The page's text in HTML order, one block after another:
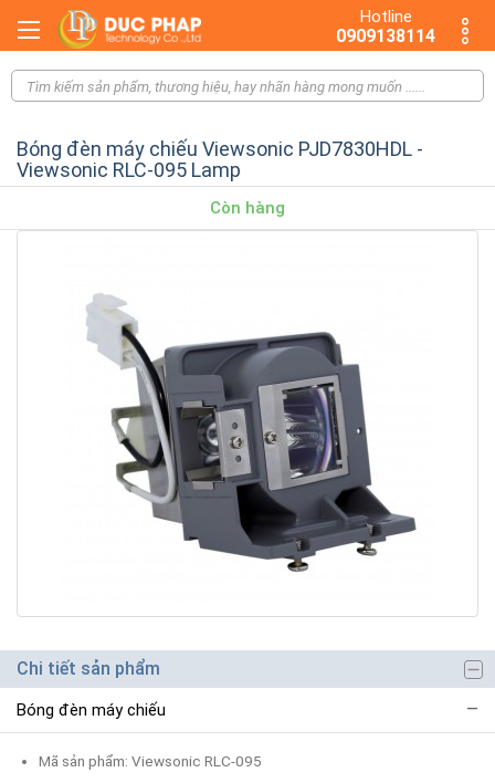
Hotline
0909138114
Bóng đèn máy chiếu Viewsonic PJD7830HDL -
Viewsonic RLC-095 Lamp
Còn hàng
Chi tiết sản phẩm
Bóng đèn máy chiếu
Mã sản phẩm: Viewsonic RLC-095